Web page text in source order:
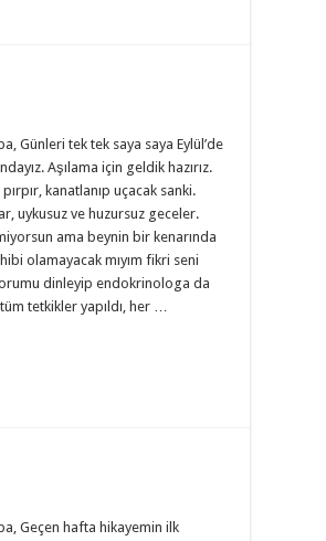
Günleri tek tek saya saya Eylül’de
Aşılama için geldik hazırız.
kanatlanıp uçacak sanki.
uykusuz ve huzursuz geceler.
ama beynin bir kenarında
olamayacak mıyım fikri seni
dinleyip endokrinologa da
tetkikler yapıldı, her …
Geçen hafta hikayemin ilk